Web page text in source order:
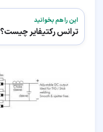
این را هم بخوانید
ترانس رکتیفایر چیست؟